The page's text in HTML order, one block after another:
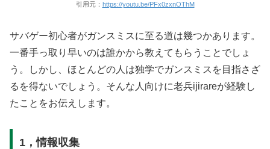
引用元： https://youtu.be/PFx0zxnOThM
サバゲー初心者がガンスミスに至る道は幾つかあります。
一番手っ取り早いのは誰かから教えてもらうことでしょ
う。しかし、ほとんどの人は独学でガンスミスを目指さざ
るを得ないでしょう。そんな人向けに老兵ijirareが経験し
たことをお伝えします。
1，情報収集